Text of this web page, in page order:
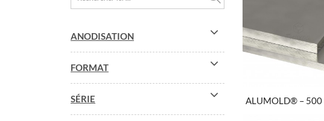
ANODISATION
FORMAT
SÉRIE ALUMOLD® – 500